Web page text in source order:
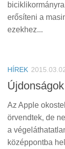
erősíteni a
ezekhez...
HÍREK
Az Apple
örvendtek, de
a
középpontba